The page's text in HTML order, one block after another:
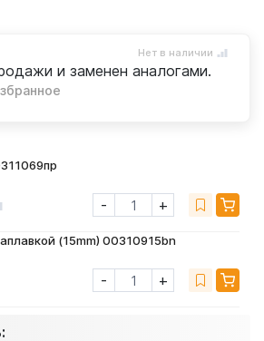
- +
(15mm) 00310915bn
- +
Нет в наличии
и заменен аналогами.